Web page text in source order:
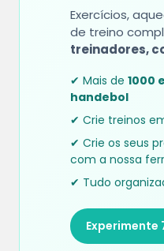
Exercícios,
de treino
treinadores,
✔ Mais de 1000
handebol
✔ Crie treinos
✔ Crie os seus
com a nossa
✔ Tudo
Experimente